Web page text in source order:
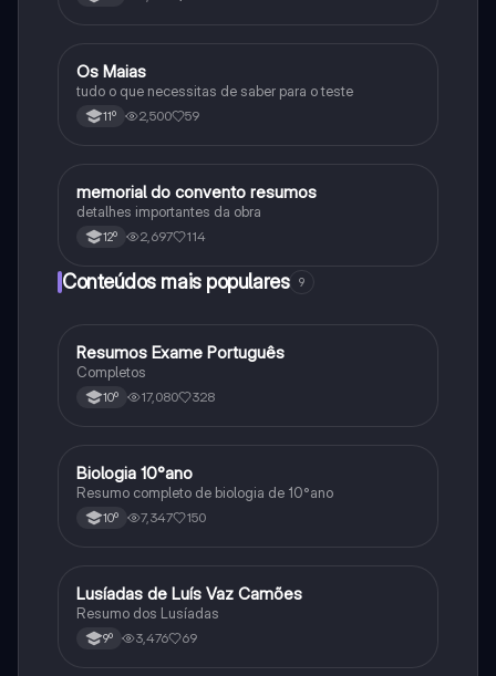
Português
Os Maias
tudo o que necessitas de saber para o teste
11º 2,500 59
Português
memorial do convento resumos
detalhes importantes da obra
12º 2,697 114
Conteúdos mais populares 9
Português
Resumos Exame Português
Completos
10º 17,080 328
Biologia
Biologia 10°ano
Resumo completo de biologia de 10°ano
10º 7,347 150
Português
Lusíadas de Luís Vaz Camões
Resumo dos Lusíadas
9º 3,476 69